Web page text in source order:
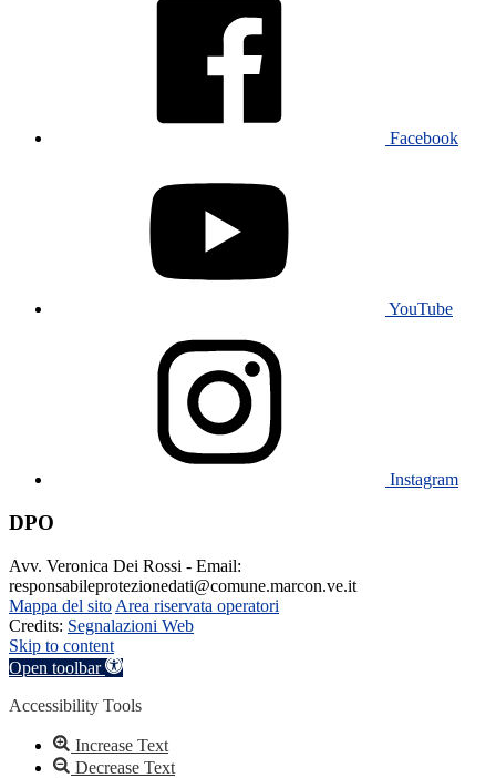
Facebook
YouTube
Instagram
DPO
Avv. Veronica Dei Rossi - Email:
responsabileprotezionedati@comune.marcon.ve.it
Mappa del sito Area riservata operatori
Credits: Segnalazioni Web
Skip to content
Open toolbar
Accessibility Tools
Increase Text
Decrease Text